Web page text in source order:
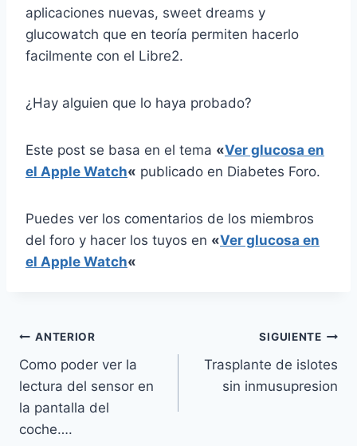
aplicaciones nuevas, sweet dreams y
glucowatch que en teoría permiten hacerlo
facilmente con el Libre2.
¿Hay alguien que lo haya probado?
Este post se basa en el tema «Ver glucosa en
el Apple Watch« publicado en Diabetes Foro.
Puedes ver los comentarios de los miembros
del foro y hacer los tuyos en «Ver glucosa en
el Apple Watch«
Navegación
de
entradas
ANTERIOR
Como poder ver la
lectura del sensor en
la pantalla del
coche….
SIGUIENTE
Trasplante de islotes
sin inmusupresion